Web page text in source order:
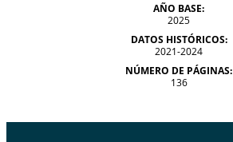
AÑO BASE:
2025
DATOS HISTÓRICOS:
2021-2024
NÚMERO DE PÁGINAS:
136